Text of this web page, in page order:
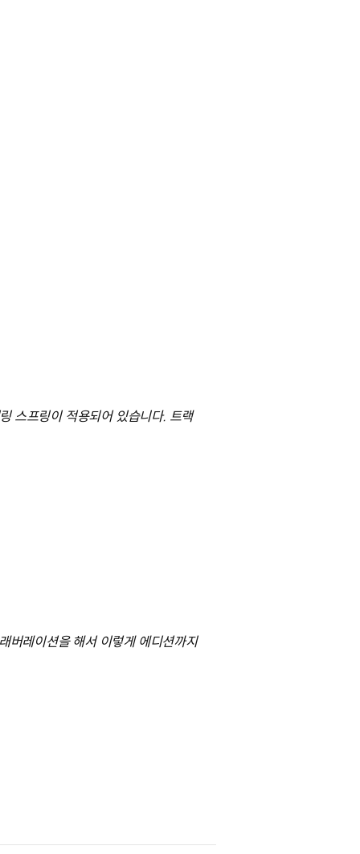
스프링이 적용되어 있습니다. 트랙
버레이션을 해서 이렇게 에디션까지